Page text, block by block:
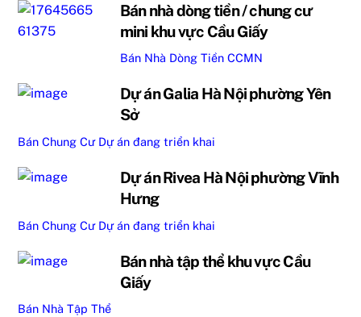
Bán nhà dòng tiền / chung cư
mini khu vực Cầu Giấy
Bán Nhà Dòng Tiền CCMN
Dự án Galia Hà Nội phường Yên
Sở
Bán Chung Cư Dự án đang triển khai
Dự án Rivea Hà Nội phường Vĩnh
Hưng
Bán Chung Cư Dự án đang triển khai
Bán nhà tập thể khu vực Cầu
Giấy
Bán Nhà Tập Thể